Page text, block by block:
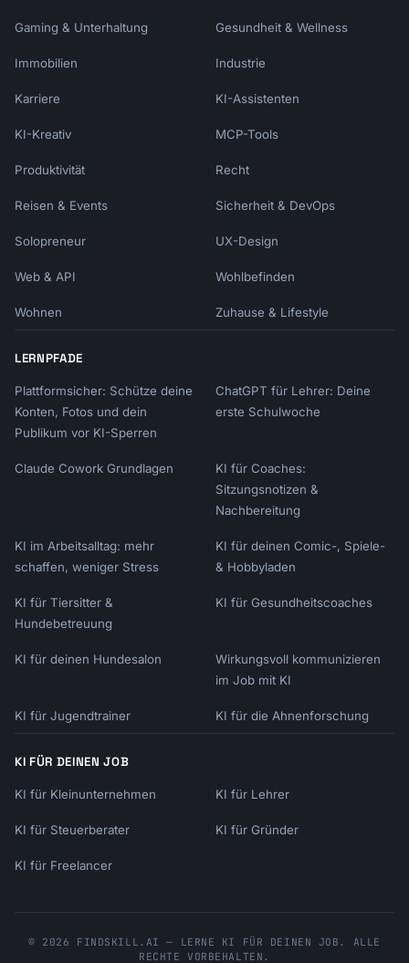
Gaming & Unterhaltung Gesundheit & Wellness
Immobilien Industrie
Karriere KI-Assistenten
KI-Kreativ MCP-Tools
Produktivität Recht
Reisen & Events Sicherheit & DevOps
Solopreneur UX-Design
Web & API Wohlbefinden
Wohnen Zuhause & Lifestyle
LERNPFADE
Plattformsicher: Schütze deine
Konten, Fotos und dein
Publikum vor KI-Sperren
ChatGPT für Lehrer: Deine
erste Schulwoche
Claude Cowork Grundlagen
KI für Coaches:
Sitzungsnotizen &
Nachbereitung
KI im Arbeitsalltag: mehr
schaffen, weniger Stress
KI für deinen Comic-, Spiele-
& Hobbyladen
KI für Tiersitter &
Hundebetreuung
KI für Gesundheitscoaches
KI für deinen Hundesalon
Wirkungsvoll kommunizieren
im Job mit KI
KI für Jugendtrainer KI für die Ahnenforschung
KI FÜR DEINEN JOB
KI für Kleinunternehmen KI für Lehrer
KI für Steuerberater KI für Gründer
KI für Freelancer
© 2026 FINDSKILL.AI — LERNE KI FÜR DEINEN JOB. ALLE
RECHTE VORBEHALTEN.